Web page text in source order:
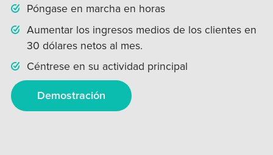
Póngase en marcha en horas
Aumentar los ingresos medios de los clientes en
30 dólares netos al mes.
Céntrese en su actividad principal
Demostración